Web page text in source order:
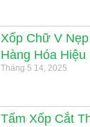
Xốp Chữ V
Hàng Hóa Hiệu
Tháng 5 14, 2025
Tấm Xốp Cắt